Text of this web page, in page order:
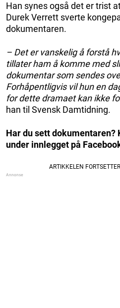
Han synes også det er trist
Durek Verrett sverte
dokumentaren.
– Det er vanskelig å forstå
tillater ham å komme med
dokumentar som sendes
Forhåpentligvis vil hun en
for dette dramaet kan ikke
han til Svensk Damtidning.
Har du sett dokumentaren?
under innlegget på